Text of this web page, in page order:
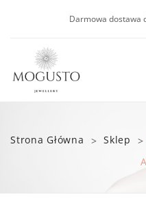
Darmowa dostawa
NOWOŚCI
Strona Główna > Sklep >